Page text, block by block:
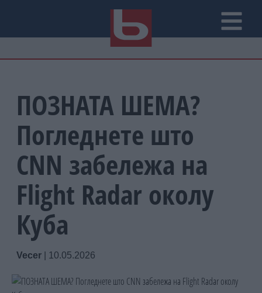
ПОЗНАТА ШЕМА?
Погледнете што
CNN забележа на
Flight Radar околу
Куба
Vecer 10.05.2026